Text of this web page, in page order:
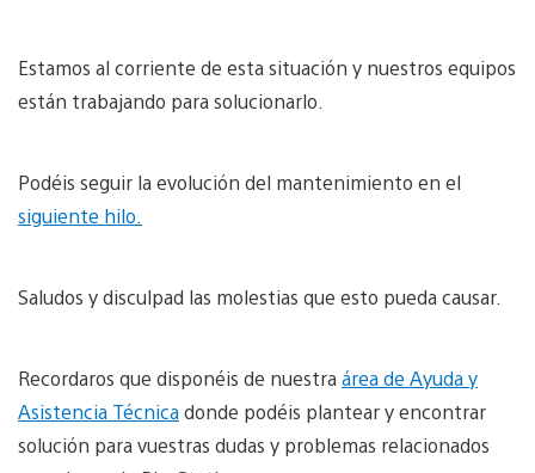
Estamos al corriente de esta situación y nuestros equipos
están trabajando para solucionarlo.
Podéis seguir la evolución del mantenimiento en el
siguiente hilo.
Saludos y disculpad las molestias que esto pueda causar.
Recordaros que disponéis de nuestra área de Ayuda y
Asistencia Técnicadonde podéis plantear y encontrar
solución para vuestras dudas y problemas relacionados